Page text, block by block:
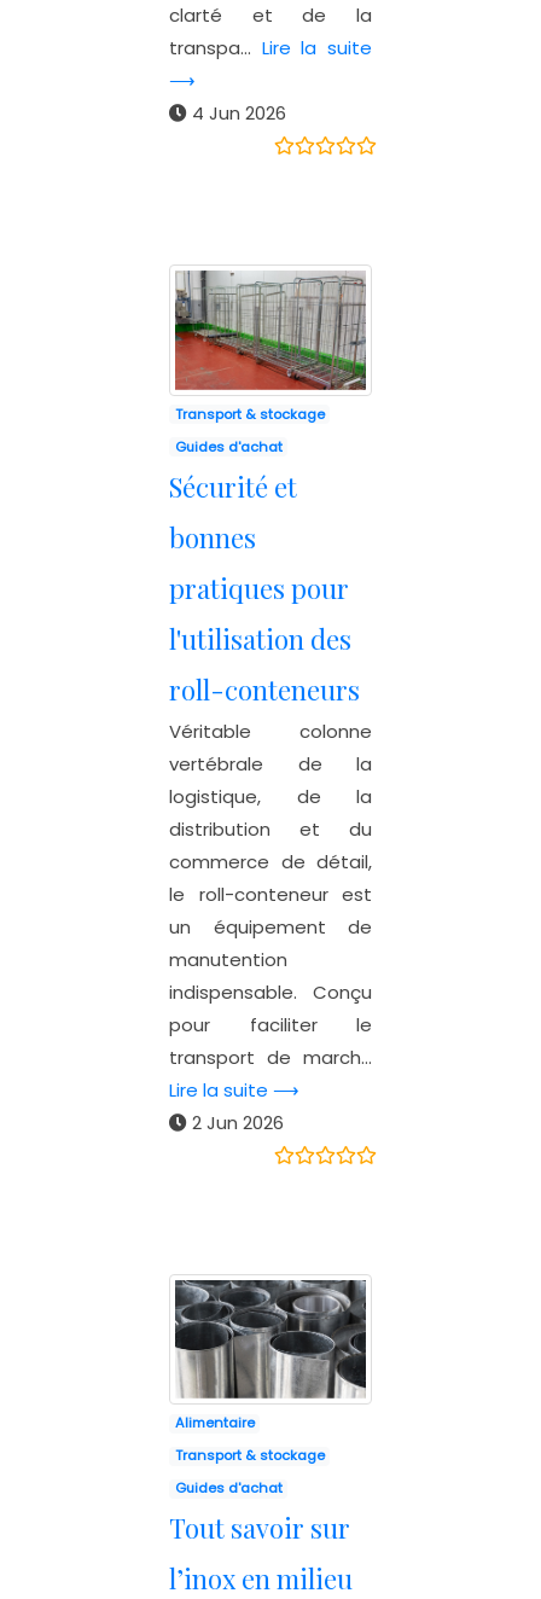
clarté et de la
transpa... Lire la suite
⟶
4 Jun 2026
Transport & stockage
Guides d'achat
Sécurité et
bonnes
pratiques pour
l'utilisation des
roll-conteneurs
Véritable colonne
vertébrale de la
logistique, de la
distribution et du
commerce de détail,
le roll-conteneur est
un équipement de
manutention
indispensable. Conçu
pour faciliter le
transport de march...
Lire la suite ⟶
2 Jun 2026
Alimentaire
Transport & stockage
Guides d'achat
Tout savoir sur
l’inox en milieu